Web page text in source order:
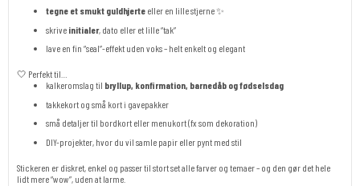
tegne et smukt guldhjerte eller en lille stjerne ✨
skrive initialer, dato eller et lille “tak”
lave en fin “seal”-effekt uden voks – helt enkelt og elegant
🤍 Perfekt til…
kalkeromslag til bryllup, konfirmation, barnedåb og fødselsdag
takkekort og små kort i gavepakker
små detaljer til bordkort eller menukort (fx som dekoration)
DIY-projekter, hvor du vil samle papir eller pynt med stil
Stickeren er diskret, enkel og passer til stort set alle farver og temaer – og den gør det hele
lidt mere “wow”, uden at larme.